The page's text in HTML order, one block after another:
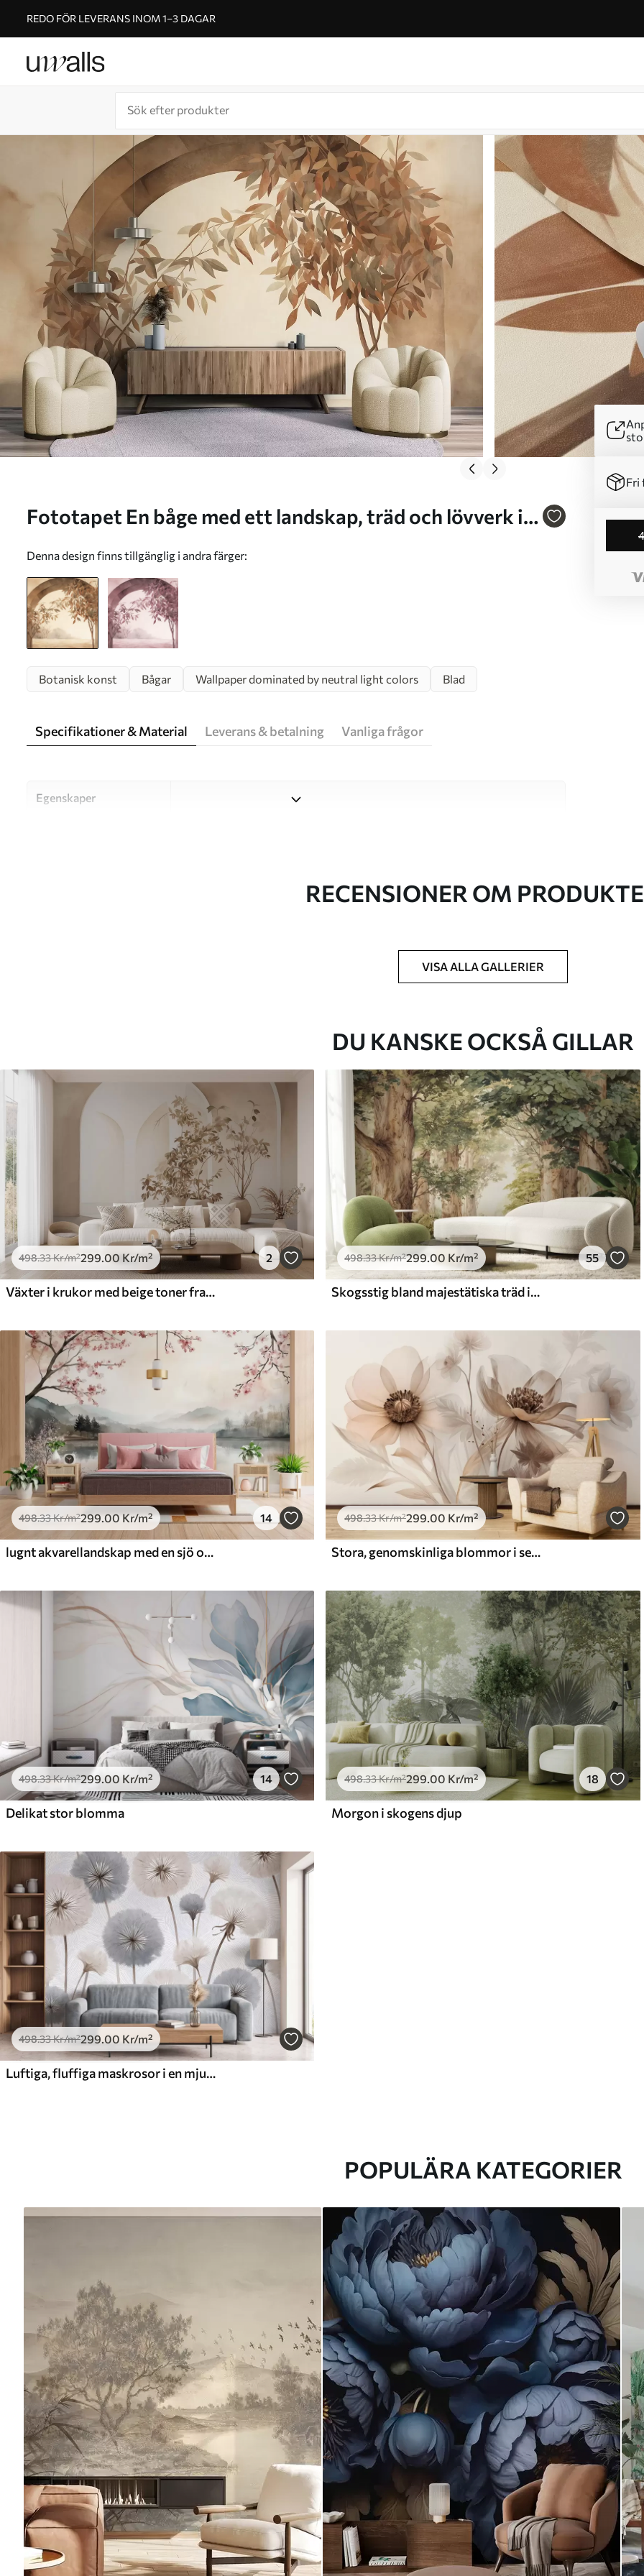
REDO FÖR LEVERANS INOM 1–3 DAGAR
Fototapet En båge med ett landskap, träd och lövverk i
Denna design finns tillgänglig i andra färger:
Fri
Botanisk konst Bågar Wallpaper dominated by neutral light colors Blad
Specifikationer & Material Leverans & betalning Vanliga frågor
Egenskaper
Tapeten kan rengöras försiktigt med en mjuk svamp. Tapeter med
lackfinish kan rengöras med vatten.
Sömlös applikation
Tillgängliga material
Standard
498.33299.00Kr/m²
Premium
631 .67379.00Kr/m²
Premiumvinyl Peel and Stick
RECENSIONER OM
VISA ALLA GALLERIER
DU KANSKE OCKSÅ GILLAR
498.33Kr/m²299 .00 Kr/m² 2
Växter i krukor med beige toner framför abstrakta bågar, minimalistisk stil, elegant och ren, neutral bakgrund
498.33Kr/m²299 .00 Kr/m² 55
Skogsstig bland majestätiska träd i akvarellstil
498.33Kr/m²299.00Kr/m² 14
lugnt akvarellandskap med en sjö och ett blommande träd
498.33Kr/m²299.00 Kr/m²
Stora, genomskinliga blommor i sepiafärger med fina kronblad, fjäderlika blad och mindre blommor
498.33Kr/m²299 .00 Kr/m² 14
Delikat stor blomma
498.33Kr/m²299 .00 Kr/m² 18
Morgon i skogens djup
498.33Kr/m²299.00 Kr/m²
Luftiga, fluffiga maskrosor i en mjuk, naturlig färgskala
POPULÄRA KATEGORIER